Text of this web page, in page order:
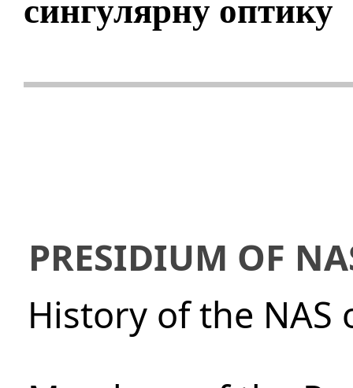
PRESIDIUM OF
History of the NAS